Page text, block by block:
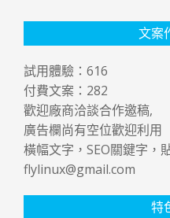
文案
試用體驗： 616
付費文案： 282
歡迎廠商洽談合作邀稿,
廣告欄尚有空位歡迎利用
橫幅文字，SEO關鍵字，
flylinux@gmail.com
特